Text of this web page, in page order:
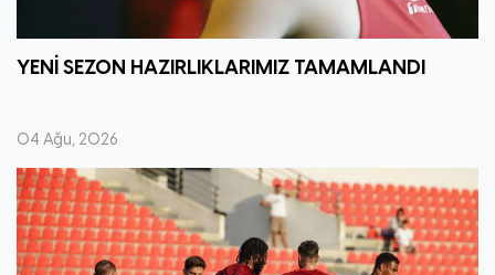
YENİ SEZON HAZIRLIKLARIMIZ TAMAMLANDI
04 Ağu, 2026